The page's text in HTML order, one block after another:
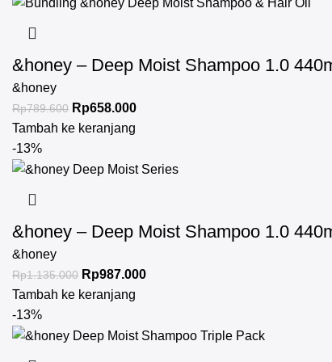
&honey – Deep Moist Shampoo 1.0
&honey
Rp789.600 Rp658.000
Tambah ke keranjang
-13%
&honey – Deep Moist Shampoo 1.0
&honey
Rp1.135.000 Rp987.000
Tambah ke keranjang
-13%